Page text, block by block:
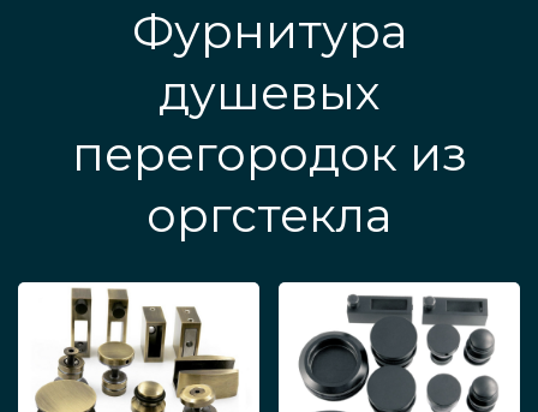
Фурнитура
душевых
перегородок из
оргстекла